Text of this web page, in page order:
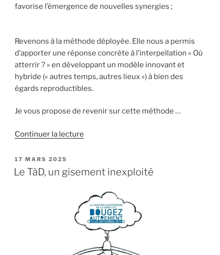
favorise l’émergence de nouvelles synergies ;
Revenons à la méthode déployée. Elle nous a permis
d’apporter une réponse concrète à l’interpellation « Où
atterrir ? » en développant un modèle innovant et
hybride (« autres temps, autres lieux ») à bien des
égards reproductibles.
Je vous propose de revenir sur cette méthode …
Continuer la lecture
de
possibles
… »
PUBLIÉ
LE
17 MARS 2025
Le TàD, un gisement inexploité